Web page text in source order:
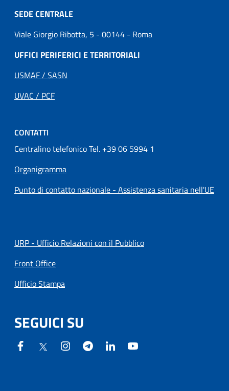
SEDE CENTRALE
Viale Giorgio Ribotta, 5 - 00144 - Roma
UFFICI PERIFERICI E TERRITORIALI
USMAF / SASN
UVAC / PCF
CONTATTI
Centralino telefonico Tel. +39 06 5994 1
Organigramma
Punto di contatto nazionale - Assistenza sanitaria nell'UE
URP - Ufficio Relazioni con il Pubblico
Front Office
Ufficio Stampa
SEGUICI SU